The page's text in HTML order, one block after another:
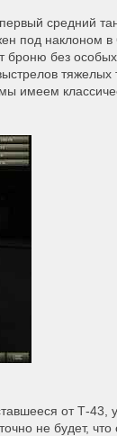
средний
под наклоном в
броню без
тяжелых
имеем
от Т-43,
не будет,